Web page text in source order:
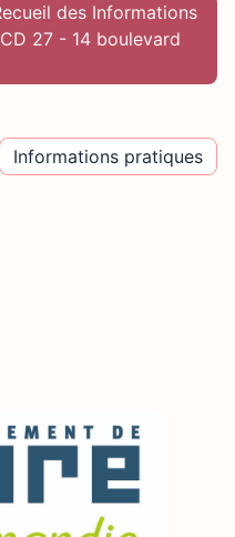
des Informations
27 - 14 boulevard
Informations pratiques